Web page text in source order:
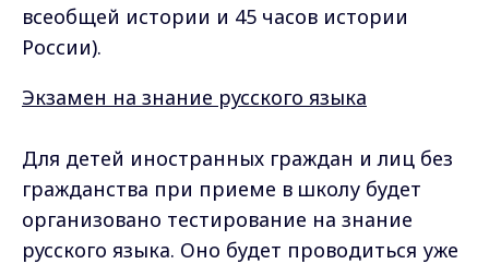
всеобщей истории и 45 часов истории
России).
Экзамен на знание русского языка
Для детей иностранных граждан и лиц без
гражданства при приеме в школу будет
организовано тестирование на знание
русского языка. Оно будет проводиться уже